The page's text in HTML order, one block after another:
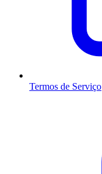
Termos de Serviço